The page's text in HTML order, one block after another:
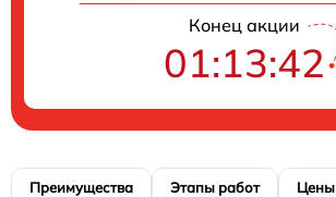
Конец акции
01:13:41
Преимущества Этапы работ Цены